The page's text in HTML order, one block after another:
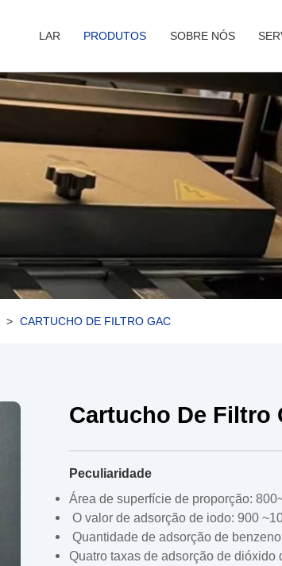
LAR PRODUTOS SOBRE NÓS
CARTUCHO DE FILTRO GAC
Cartucho De Filtro
Peculiaridade
Área de superfície de proporção:
O valor de adsorção de iodo: 900
Quantidade de adsorção de
Quatro taxas de adsorção de dióxido